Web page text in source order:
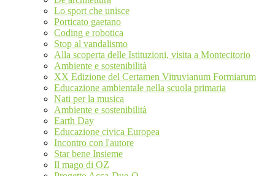
Lo sport che unisce
Porticato gaetano
Coding e robotica
Stop al vandalismo
Alla scoperta delle Istituzioni, visita a Montecitorio
Ambiente e sostenibilità
XX Edizione del Certamen Vitruvianum Formiarum
Educazione ambientale nella scuola primaria
Nati per la musica
Ambiente e sostenibilità
Earth Day
Educazione civica Europea
Incontro con l'autore
Star bene Insieme
Il mago di OZ